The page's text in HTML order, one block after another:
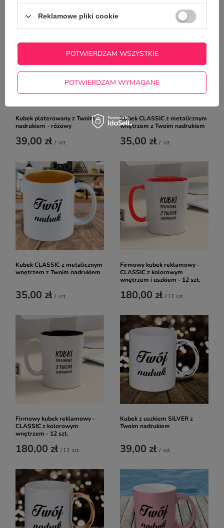
Kubek platerowany z Twoim
nadrukiem - różowy
39,00 zł / szt.
Kubek CLASSIC z metalicznym
wnętrzem z Twoim nadrukiem
35,00 zł / szt.
Kubek CLASSIC z metalicznym
wnętrzem z Twoim nadrukiem
35,00 zł / szt.
Firmowy kubek reklamowy -
CLASSIC z kolorowym
wnętrzem i uszkiem - 12 szt.
180,00 zł / 12 szt.
Firmowy kubek reklamowy -
CLASSIC z kolorowym
wnętrzem - 12 szt.
180,00 zł / 12 szt.
Kubek z uszkiem SILVER z
Twoim nadrukiem
39,00 zł / szt.
Reklamowe pliki cookie
POTWIERDZAM WYMAGANE
POTWIERDZAM WSZYSTKIE